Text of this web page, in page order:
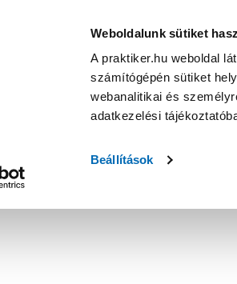
Weboldalunk sütiket
A praktiker.hu weboldal
számítógépén sütiket
webanalitikai és
adatkezelési
Beállítások